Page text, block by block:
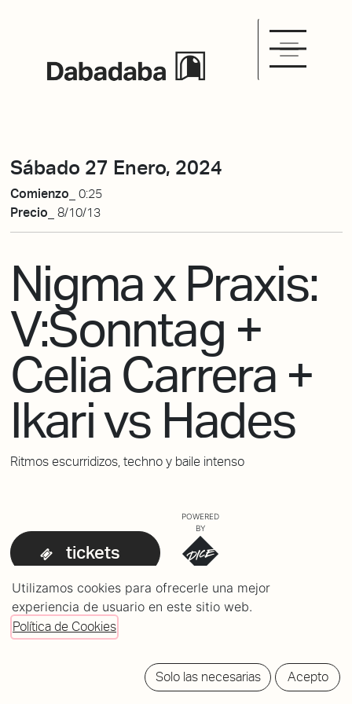
Sábado 27 Enero, 2024
Comienzo_ 0:25
Precio_ 8/10/13
Nigma x Praxis:
V:Sonntag +
Celia Carrera +
Ikari vs Hades
Ritmos escurridizos, techno y baile intenso
tickets
POWERED
BY
Utilizamos cookies para ofrecerle una mejor
experiencia de usuario en este sitio web.
Política de Cookies
Solo las necesarias Acepto